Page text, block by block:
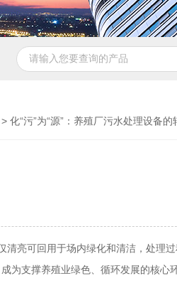
> 化“污”为“源”：养殖厂污水处理设备的
清亮可回用于场内绿化和清洁，处理
为支撑养殖业绿色、循环发展的核心环